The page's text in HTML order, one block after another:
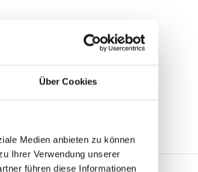
Über Cookies
Medien anbieten zu können
Ihrer Verwendung unserer
führen diese Informationen